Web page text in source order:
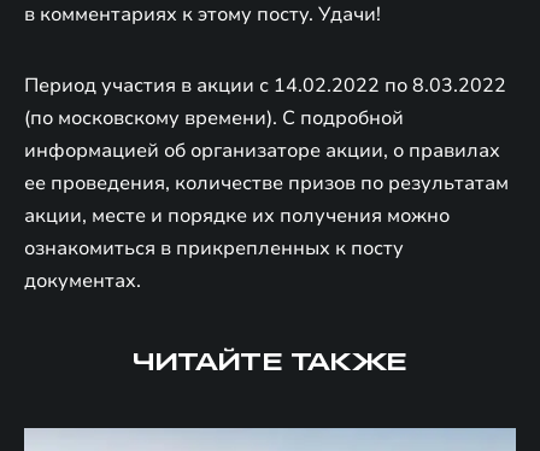
в комментариях к этому посту. Удачи!
Период участия в акции с 14.02.2022 по 8.03.2022
(по московскому времени). С подробной
информацией об организаторе акции, о правилах
ее проведения, количестве призов по результатам
акции, месте и порядке их получения можно
ознакомиться в прикрепленных к посту
документах.
ЧИТАЙТЕ ТАКЖЕ